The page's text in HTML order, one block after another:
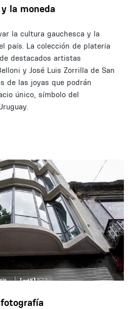
la moneda
la cultura gauchesca y la
país. La colección de platería
destacados artistas
y José Luis Zorrilla de San
de las joyas que podrán
único, símbolo del